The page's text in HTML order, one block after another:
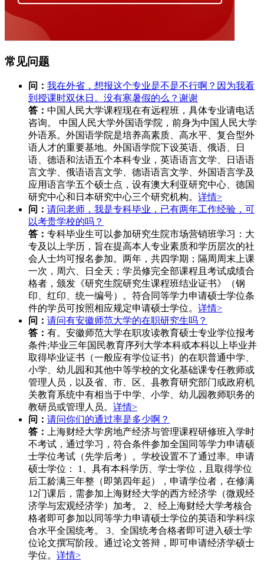
常见问题
问： 我在外省，想报这个专业是不是不行啊？因为我看
到授课时双休日。没有寒暑假的么？谢谢
答： 中国人民大学课程现在有远程班，具体专业请电话
咨询。 中国人民大学外国语学院，前身为中国人民大学
外语系。外国语学院是培养高素质、高水平、复合型外
语人才的重要基地。外国语学院下设英语、俄语、日
语、德语和法语五个本科专业，英语语言文学、日语语
言文学、俄语语言文学、德语语言文学、外国语言学及
应用语言学五个硕士点，设有澳大利亚研究中心、德国
研究中心和日本研究中心三个研究机构。 详情>
问： 请问老师，我是专科毕业，已有两年工作经验，可
以考贵学校的吗？
答： 专科毕业生可以参加研究生院市场营销班学习：大
专及以上学历，旨在提高本人专业素质和学历层次的社
会人士均可报名参加。两年，共四学期；隔周周末上课
一次，周六、日全天；学员修完全部课程且考试成绩合
格者，颁发《研究生院研究生课程班结业证书》（钢
印、红印、统一编号）。符合同等学力申请硕士学位条
件的学员可按照相应规定申请硕士学位。 详情>
问： 请问有安徽师范大学的在职研究生吗？
答： 有。安徽师范大学在职攻读教育硕士专业学位报考
条件;毕业三年国民教育序列大学本科或本科以上毕业并
取得毕业证书（一般应有学位证书）的在职普通中学、
小学、幼儿园和其他中等学校的文化基础课专任教师或
管理人员，以及省、市、区、县教育研究部门或政府机
关教育系统中有相当于中学、小学、幼儿园教师职务的
教研员或管理人员。 详情>
问： 请问你们的通过率是多少啊？
答：
上海财经大学房地产经济与管理课程研修班入学时
不考试，通过学习，符合条件参加全国同等学力申请硕
士学位考试（先学后考）。学校设置不了通过率。申请
硕士学位： 1、具有本科学历、学士学位，且取得学位
后工龄满三年整（即第四年起），申请学位者，在修满
12门课后，需参加上海财经大学的西方经济学（微观经
济学与宏观经济学）加考。 2、经上海财经大学考核合
格者即可参加以同等学力申请硕士学位的英语和学科综
合水平全国统考。 3、全国统考合格者即可进入硕士学
位论文撰写阶段。通过论文答辩，即可申请经济学硕士
学位。 详情>